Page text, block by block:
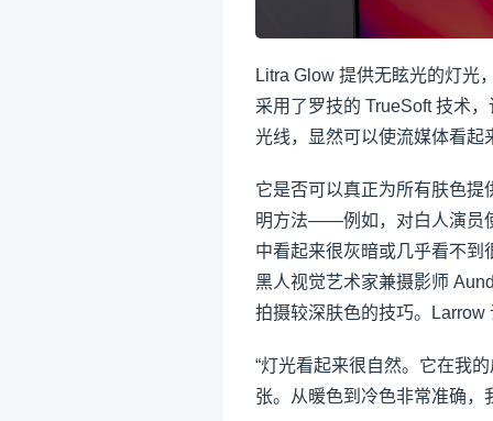
Litra Glow 提供无眩光的灯光
采用了罗技的 TrueSoft 技术
光线，显然可以使流媒体看起
它是否可以真正为所有肤色提
明方法——例如，对白人演员
中看起来很灰暗或几乎看不到
黑人视觉艺术家兼摄影师
拍摄较深肤色的技巧。Larrow
“灯光看起来很自然。它在我
张。从暖色到冷色非常准确，